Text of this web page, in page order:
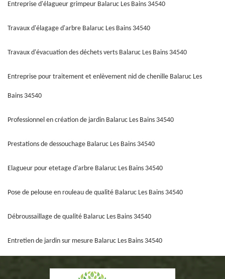
Entreprise d'élagueur grimpeur Balaruc Les Bains 34540
Travaux d'élagage d'arbre Balaruc Les Bains 34540
Travaux d'évacuation des déchets verts Balaruc Les Bains 34540
Entreprise pour traitement et enlèvement nid de chenille Balaruc Les
Bains 34540
Professionnel en création de jardin Balaruc Les Bains 34540
Prestations de dessouchage Balaruc Les Bains 34540
Elagueur pour etetage d'arbre Balaruc Les Bains 34540
Pose de pelouse en rouleau de qualité Balaruc Les Bains 34540
Débroussaillage de qualité Balaruc Les Bains 34540
Entretien de jardin sur mesure Balaruc Les Bains 34540